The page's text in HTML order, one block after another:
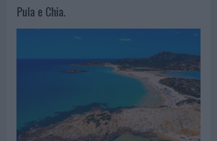
Pula e Chia.